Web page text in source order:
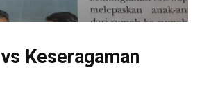
Keseragaman